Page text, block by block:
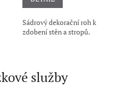
Sádrový dekorační roh k
zdobení stěn a stropů.
služby